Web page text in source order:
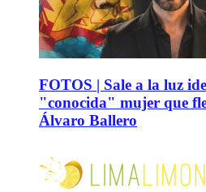
FOTOS | Sale a la luz
"conocida" mujer que
Álvaro Ballero